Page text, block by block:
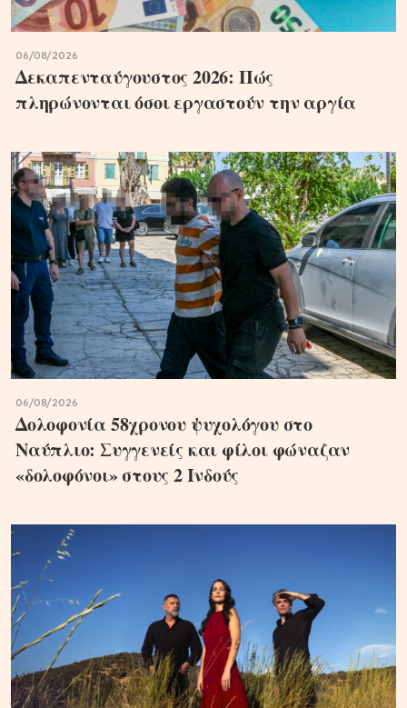
06/08/2026
Δεκαπενταύγουστος 2026: Πώς
πληρώνονται όσοι εργαστούν την αργία
06/08/2026
Δολοφονία 58χρονου ψυχολόγου στο
Ναύπλιο: Συγγενείς και φίλοι φώναζαν
«δολοφόνοι» στους 2 Ινδούς